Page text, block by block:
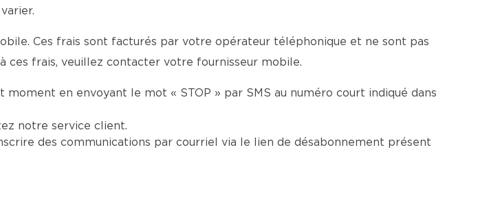
Ces frais sont facturés par votre opérateur téléphonique et ne sont pas
ces frais, veuillez contacter votre fournisseur mobile.
moment en envoyant le mot « STOP » par SMS au numéro court indiqué dans
notre service client.
des communications par courriel via le lien de désabonnement présent